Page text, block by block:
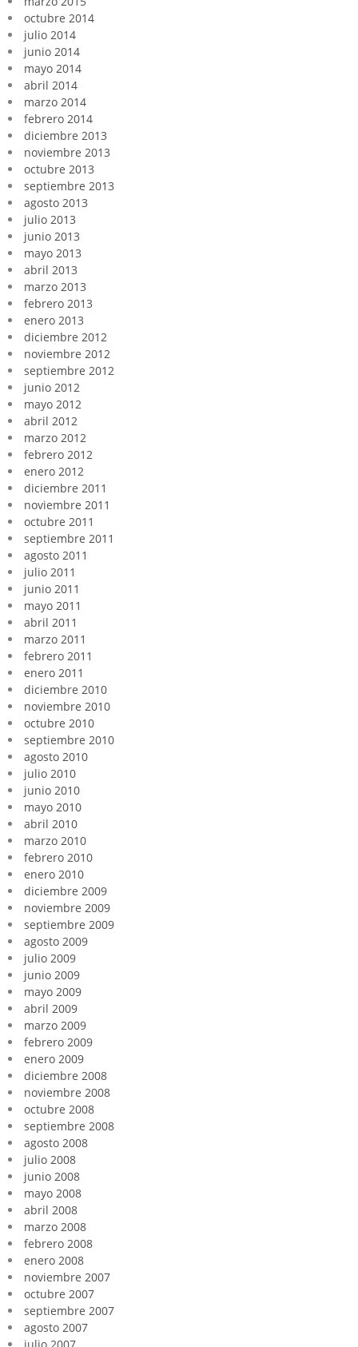
octubre 2014
julio 2014
junio 2014
mayo 2014
abril 2014
marzo 2014
febrero 2014
diciembre 2013
noviembre 2013
octubre 2013
septiembre 2013
agosto 2013
julio 2013
junio 2013
mayo 2013
abril 2013
marzo 2013
febrero 2013
enero 2013
diciembre 2012
noviembre 2012
septiembre 2012
junio 2012
mayo 2012
abril 2012
marzo 2012
febrero 2012
enero 2012
diciembre 2011
noviembre 2011
octubre 2011
septiembre 2011
agosto 2011
julio 2011
junio 2011
mayo 2011
abril 2011
marzo 2011
febrero 2011
enero 2011
diciembre 2010
noviembre 2010
octubre 2010
septiembre 2010
agosto 2010
julio 2010
junio 2010
mayo 2010
abril 2010
marzo 2010
febrero 2010
enero 2010
diciembre 2009
noviembre 2009
septiembre 2009
agosto 2009
julio 2009
junio 2009
mayo 2009
abril 2009
marzo 2009
febrero 2009
enero 2009
diciembre 2008
noviembre 2008
octubre 2008
septiembre 2008
agosto 2008
julio 2008
junio 2008
mayo 2008
abril 2008
marzo 2008
febrero 2008
enero 2008
noviembre 2007
octubre 2007
septiembre 2007
agosto 2007